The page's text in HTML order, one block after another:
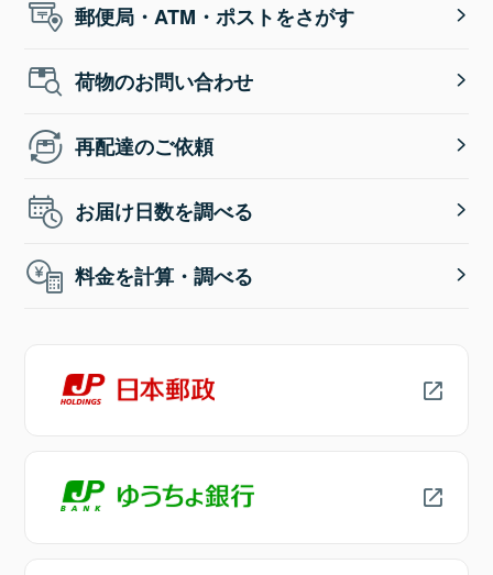
郵便局・ATM・ポストをさがす
荷物のお問い合わせ
再配達のご依頼
お届け日数を調べる
料金を計算・調べる